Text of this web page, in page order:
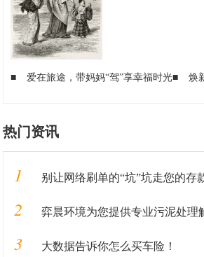
■ 爱在旅途，带妈妈“驾”享幸福时光■ 焕新
热门资讯
1 别让网络刷单的“坑”坑走您的存
2 弈晨环境为您提供专业污泥处理
3 大数据告诉你怎么买车险！